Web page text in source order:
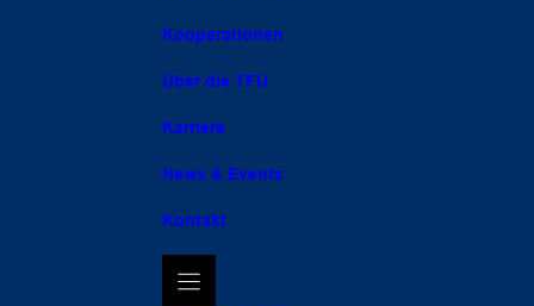
Kooperationen
Über die TFU
Karriere
News & Events
Kontakt